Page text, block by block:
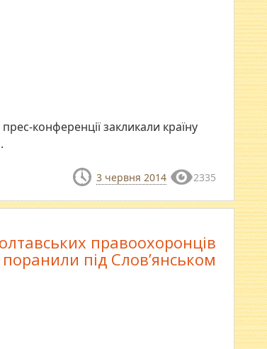
конференції закликали країну
3 червня 2014 2335
правоохоронців
поранили під Слов’янськом